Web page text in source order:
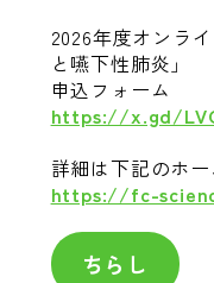
2026年度オンラ
と嚥下性肺炎」
申込フォーム
https://x.gd/
詳細は下記のホ
https://fc-
ちらし